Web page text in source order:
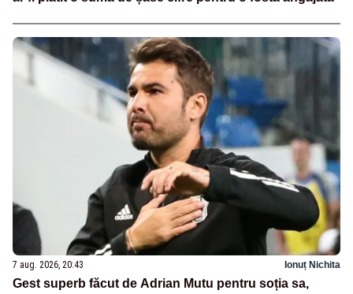
7 aug. 2026, 20:43 Ionuț Nichita
Gest superb făcut de Adrian Mutu pentru soția sa,